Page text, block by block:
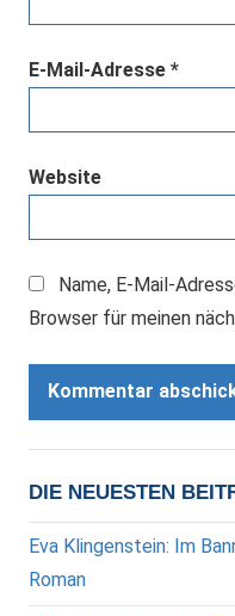
E-Mail-Adresse *
Website
Name, E-Mail-
Browser für meinen
DIE NEUESTEN
Eva Klingenstein: Im
Roman